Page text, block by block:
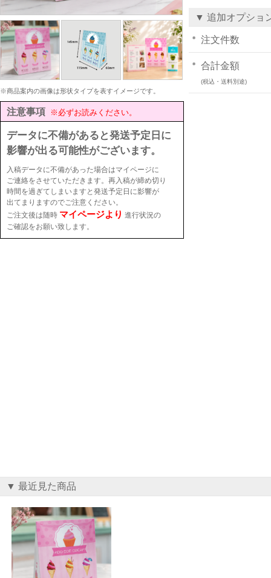
※商品案内の画像は形状タイプを表すイメージです。
注意事項 ※必ずお読みください。
データに不備があると発送予定日に
影響が出る可能性がございます。
入稿データに不備があった場合はマイページに
ご連絡をさせていただきます。再入稿が締め切り
時間を過ぎてしまいますと発送予定日に影響が
出てまりますのでご注意ください。
ご注文後は随時 マイページより 進行状況の
ご確認をお願い致します。
▼ 追加オプショ
注文件数
合計金額
(税込・送料別途)
▼ 最近見た商品